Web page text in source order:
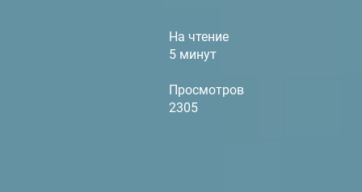
На чтение
5 минут
Просмотров
2305